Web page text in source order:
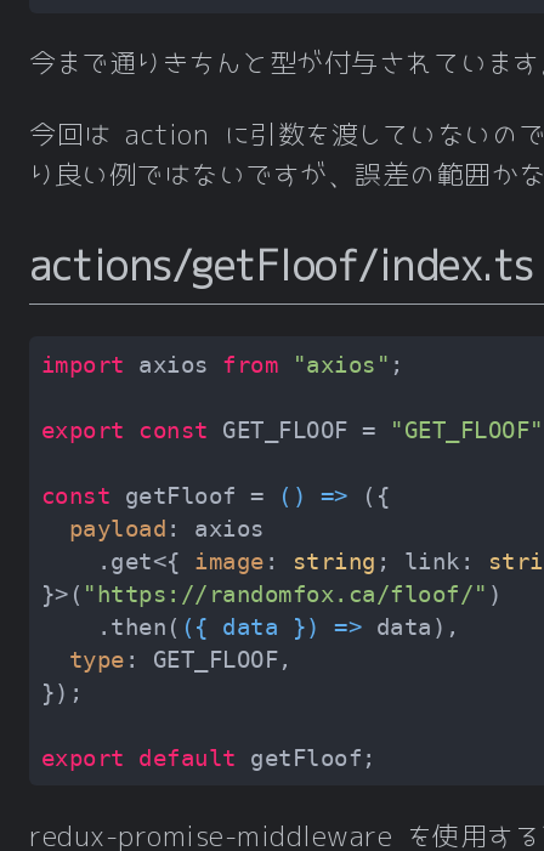
今まで通りきちんと型が付与されていま
今回は action に引数を渡していないの
り良い例ではないですが、誤差の範囲か
actions/getFloof/index.ts
import axios from "axios"
export const GET_FLOOF = "GET_FLOOF"
const getFloof = () =>
payload
    .get<{
image : string ; link:
}>( "https://randomfox.ca/floof/"
    .then(
( { data }) =>
type
export default
redux-promise-middleware を使用する